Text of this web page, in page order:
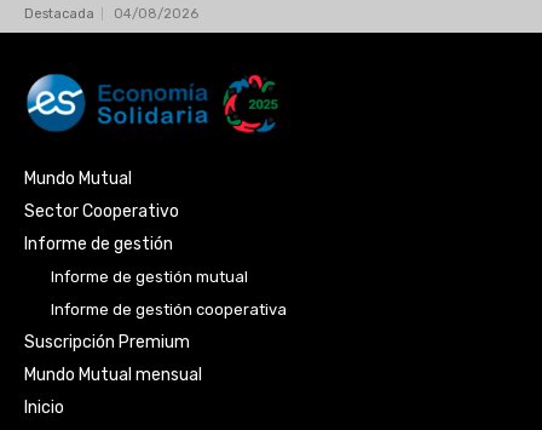
Destacada 04/08/2026
Mundo Mutual
Sector Cooperativo
Informe de gestión
Informe de gestión mutual
Informe de gestión cooperativa
Suscripción Premium
Mundo Mutual mensual
Inicio